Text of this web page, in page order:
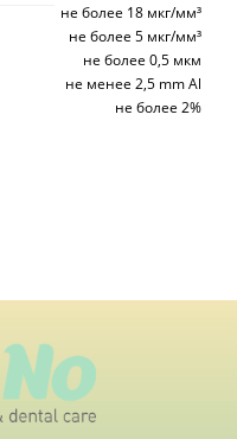
не более 18 мкг/мм³
не более 5 мкг/мм³
не более 0,5 мкм
не менее 2,5 mm Al
не более 2%